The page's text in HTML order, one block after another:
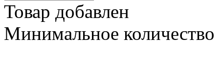
Товар добавлен
Минимальное